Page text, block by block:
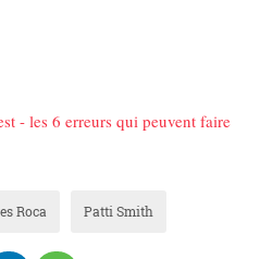
- les 6 erreurs qui peuvent faire
Roca Patti Smith